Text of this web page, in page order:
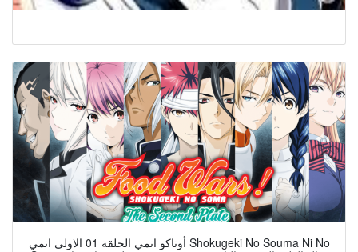
أوتاكو انمي الحلقة 01 الاولى انمي Shokugeki No Souma Ni No